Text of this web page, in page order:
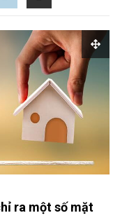
ra một số mặt